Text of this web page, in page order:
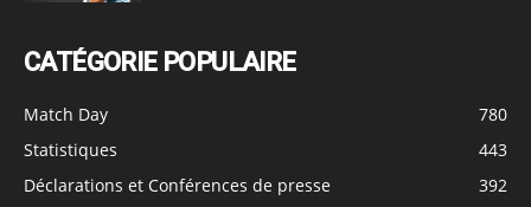
CATÉGORIE POPULAIRE
Match Day
780
Statistiques
443
Déclarations et Conférences de presse
392